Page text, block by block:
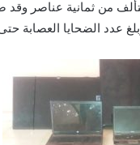
من ثمانية عناصر
عدد الضحايا العصابة